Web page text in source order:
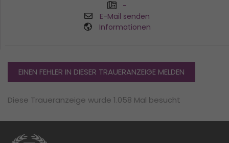
-
E-Mail senden
Informationen
EINEN FEHLER IN DIESER TRAUERANZEIGE MELDEN
Diese Traueranzeige wurde 1.058 Mal besucht